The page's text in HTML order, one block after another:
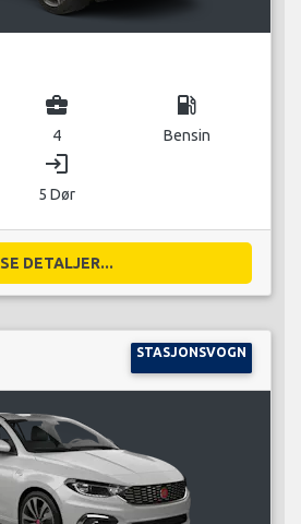
business_center
4
local_gas_station
Bensin
login
5 Dør
SE DETALJER...
STASJONSVOGN